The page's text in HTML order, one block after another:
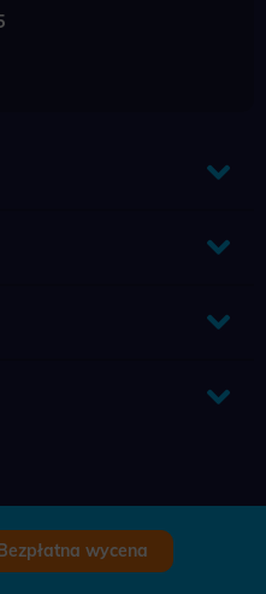
Grupa TENSEwycena